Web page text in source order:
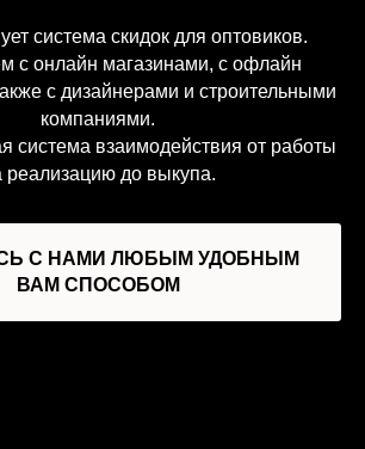
система скидок для оптовиков.
с онлайн магазинами, с офлайн
с дизайнерами и строительными
компаниями.
система взаимодействия от работы
реализацию до выкупа.
С НАМИ ЛЮБЫМ УДОБНЫМ
ВАМ СПОСОБОМ